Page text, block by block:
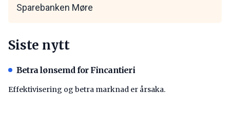
Sparebanken Møre
Siste nytt
Betra lønsemd for Fincantieri
Effektivisering og betra marknad er årsaka.